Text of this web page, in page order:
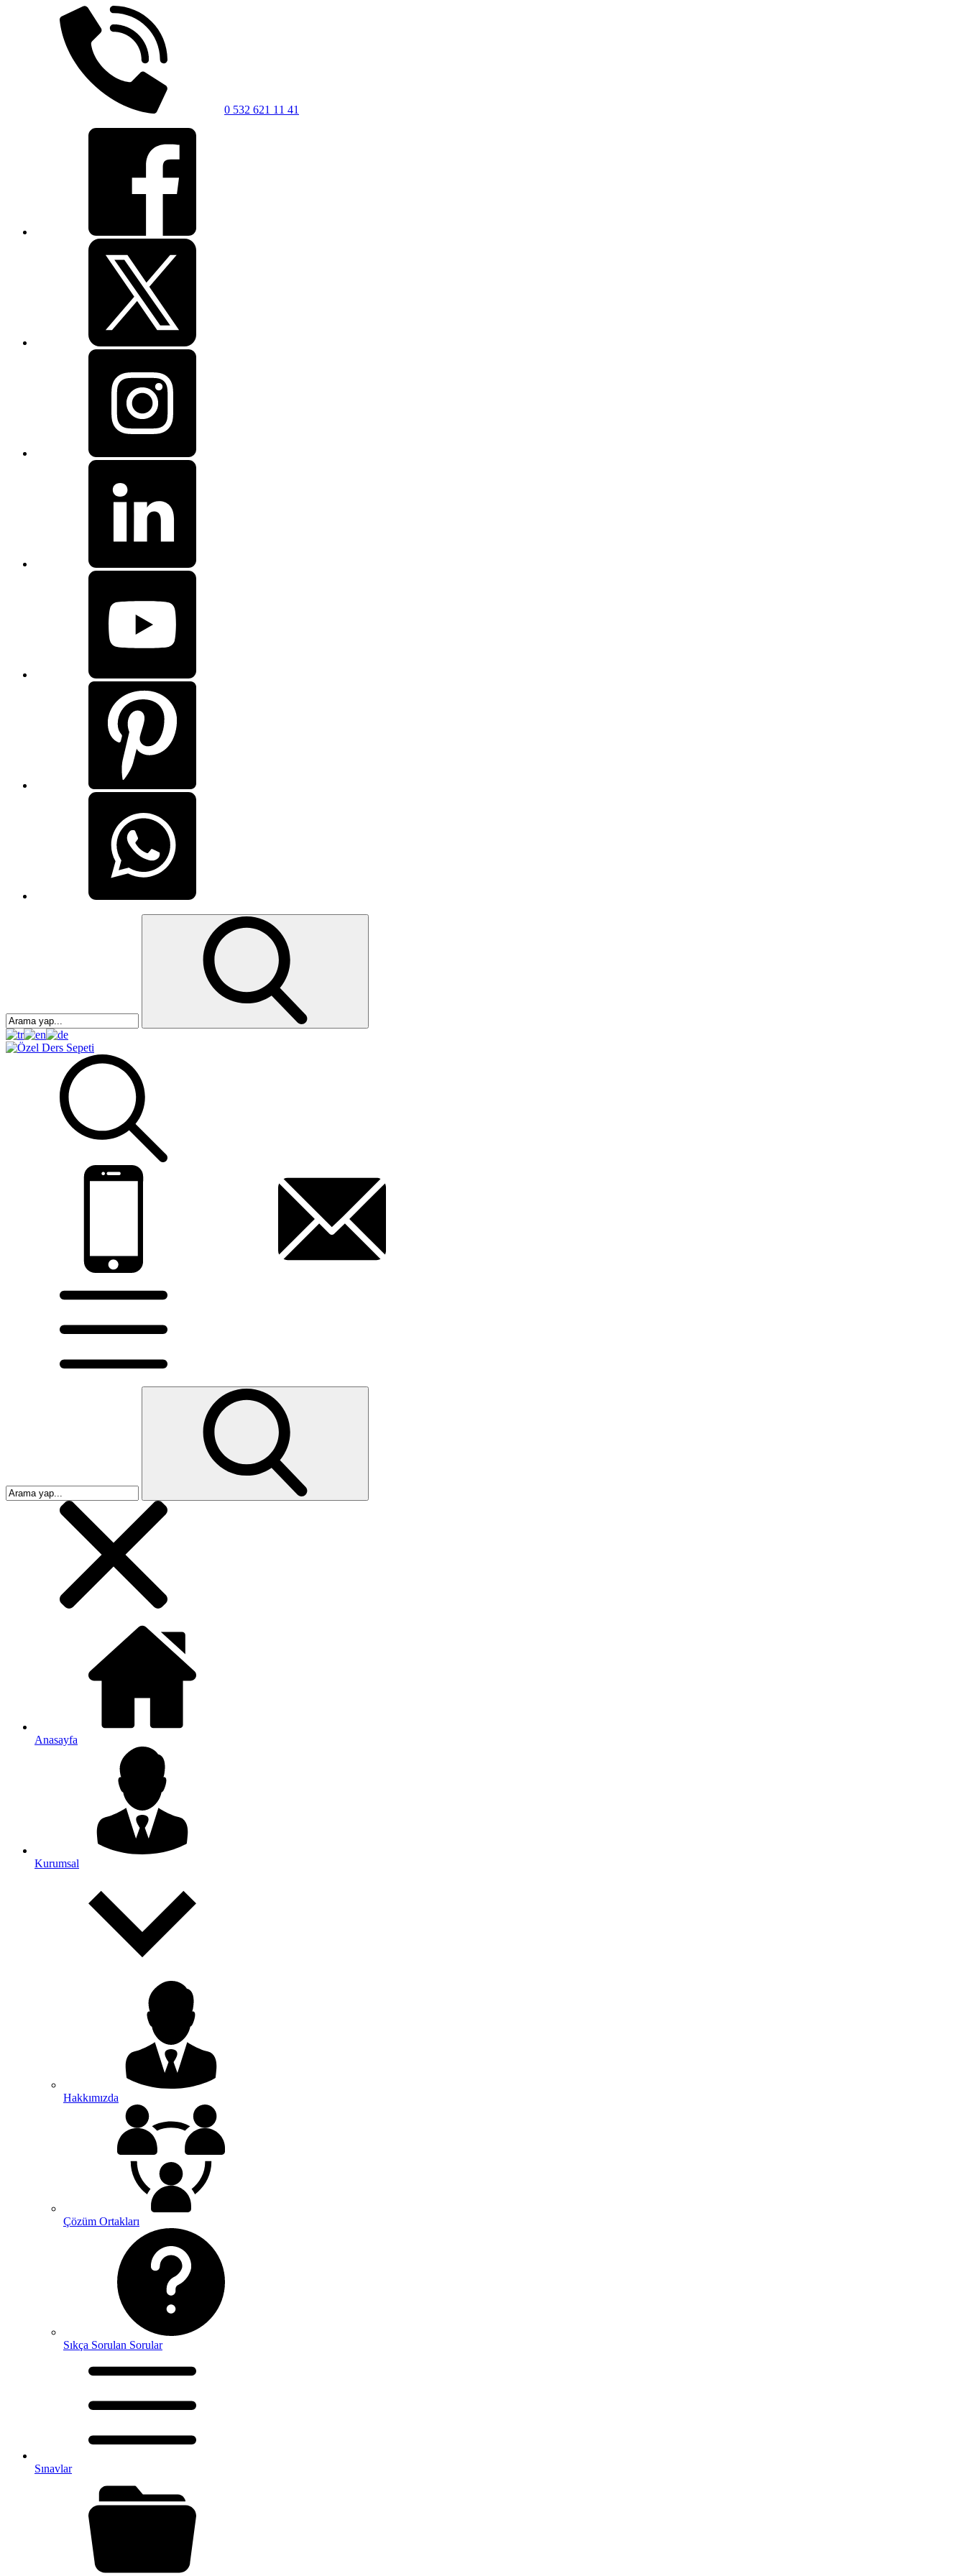
0 532 621 11 41
Anasayfa
Kurumsal
Hakkımızda
Çözüm Ortakları
Sıkça Sorulan Sorular
Sınavlar